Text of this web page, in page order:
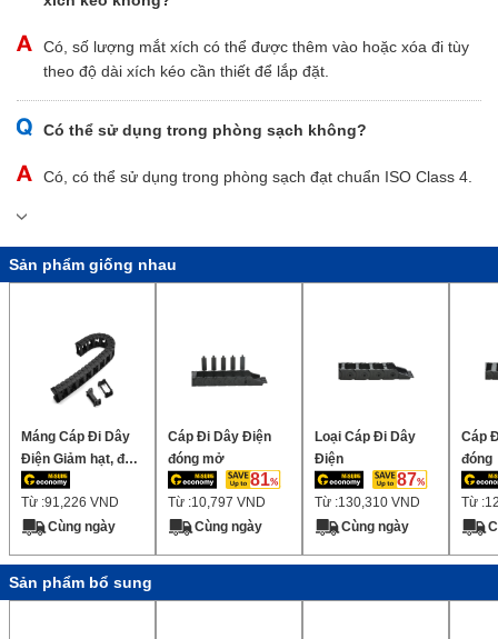
Có, số lượng mắt xích có thể được thêm vào hoặc xóa đi tùy
theo độ dài xích kéo cần thiết để lắp đặt.
Có thể sử dụng trong phòng sạch không?
Có, có thể sử dụng trong phòng sạch đạt chuẩn ISO Class 4.
Sản phẩm giống nhau
Máng Cáp Đi Dây
Điện Giảm hạt, độ
ồn thấp, chiều cao
bên trong 40mm
(Có thể gắn phạm
Từ :91,226 VND
Cùng ngày
Cáp Đi Dây Điện
đóng mở
81
Từ :10,797 VND
Cùng ngày
Loại Cáp Đi Dây
Điện
87
Từ :130,310 VND
Cùng ngày
Cáp
đóng
Từ :
Sản phẩm bổ sung